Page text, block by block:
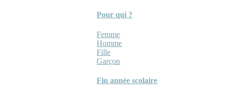
Pour qui ?
Femme
Homme
Fille
Garçon
Fin année scolaire